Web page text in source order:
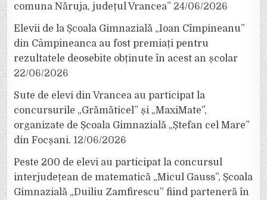
comuna Năruja, județul Vrancea” 24/06/2026
Elevii de la Școala Gimnazială „Ioan Cîmpineanu”
din Câmpineanca au fost premiați pentru
rezultatele deosebite obținute în acest an școlar
22/06/2026
Sute de elevi din Vrancea au participat la
concursurile „Grămăticel” și „MaxiMate”,
organizate de Școala Gimnazială „Ștefan cel Mare”
din Focșani. 12/06/2026
Peste 200 de elevi au participat la concursul
interjudețean de matematică „Micul Gauss”, Școala
Gimnazială „Duiliu Zamfirescu” fiind parteneră în